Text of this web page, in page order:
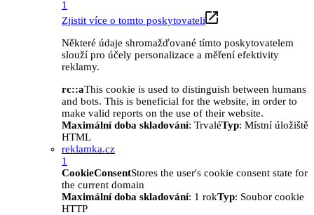
1
Zjistit více o tomto poskytovateli
Některé údaje shromažďované tímto poskytovatelem
slouží pro účely personalizace a měření efektivity
reklamy.
rc::aThis cookie is used to distinguish between humans
and bots. This is beneficial for the website, in order to
make valid reports on the use of their website.
Maximální doba skladování: TrvaléTyp: Místní úložiště
HTML
reklamka.cz
1
CookieConsentStores the user's cookie consent state for
the current domain
Maximální doba skladování: 1 rokTyp: Soubor cookie
HTTP